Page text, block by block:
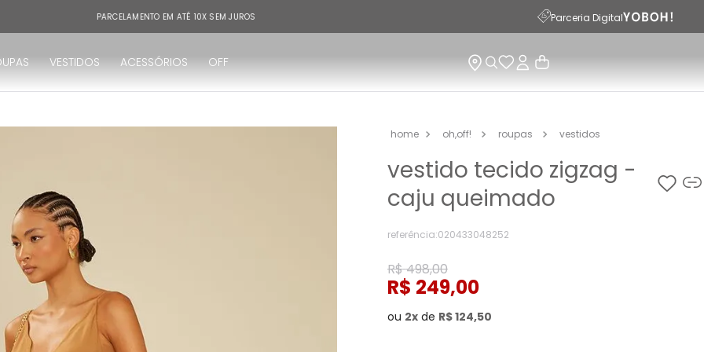
PARCELAMENTO EM ATÉ 10X SEM JUROS Parceria Digital
VESTIDOS ACESSÓRIOS OFF
oh,off! roupas vestidos
vestido tecido zigzag -
caju queimado
referência:020433048252
R$498,00
R$ 249,00
ou 2 de R$124,50